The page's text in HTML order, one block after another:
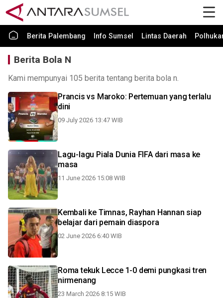
Berita Palembang Info Sumsel Lintas Daerah
Berita Bola N
Kami mempunyai 105 berita tentang berita bola n.
Prancis vs Maroko: Pertemuan yang terlalu
dini
09 July 2026 13:47 WIB
Lagu-lagu Piala Dunia FIFA dari masa ke
masa
11 June 2026 15:08 WIB
Kembali ke Timnas, Rayhan Hannan siap
belajar dari pemain diaspora
02 June 2026 6:40 WIB
Roma tekuk Lecce 1-0 demi pungkasi tren
nirmenang
23 March 2026 8:15 WIB